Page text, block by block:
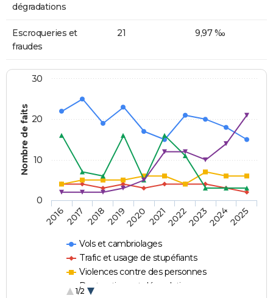
dégradations
Escroqueries et
fraudes
21 9,97 ‰
Nombre de faits
Vols et cambriolages
Trafic et usage de stupéfiants
Violences contre des personnes
Destructions et dégradations
1/2
20162017 20182019202020212022202320242025
0
10
20
30